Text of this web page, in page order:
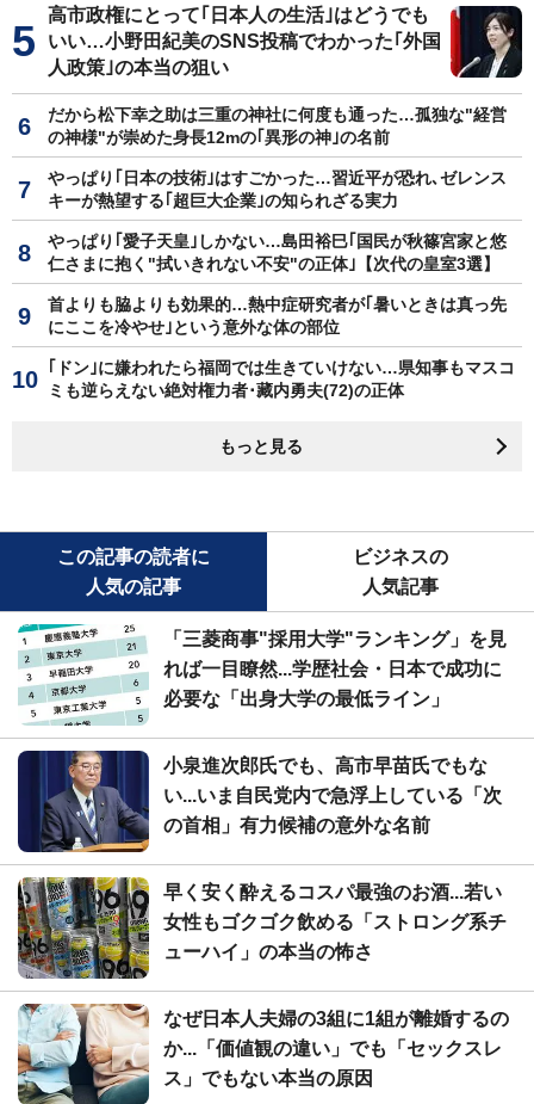
高市政権にとって｢日本人の生活｣はどうでも
いい…小野田紀美のSNS投稿でわかった｢外国
人政策｣の本当の狙い
だから松下幸之助は三重の神社に何度も通った…孤独な"経営
の神様"が崇めた身長12mの｢異形の神｣の名前
やっぱり｢日本の技術｣はすごかった…習近平が恐れ､ゼレンス
キーが熱望する｢超巨大企業｣の知られざる実力
やっぱり｢愛子天皇｣しかない…島田裕巳｢国民が秋篠宮家と悠
仁さまに抱く"拭いきれない不安"の正体｣【次代の皇室3選】
首よりも脇よりも効果的…熱中症研究者が｢暑いときは真っ先
にここを冷やせ｣という意外な体の部位
｢ドン｣に嫌われたら福岡では生きていけない…県知事もマスコ
ミも逆らえない絶対権力者･藏内勇夫(72)の正体
もっと見る
この記事の読者に
人気の記事
ビジネスの
人気記事
「三菱商事"採用大学"ランキング」を見
れば一目瞭然...学歴社会・日本で成功に
必要な「出身大学の最低ライン」
小泉進次郎氏でも、高市早苗氏でもな
い...いま自民党内で急浮上している「次
の首相」有力候補の意外な名前
早く安く酔えるコスパ最強のお酒...若い
女性もゴクゴク飲める「ストロング系チ
ューハイ」の本当の怖さ
なぜ日本人夫婦の3組に1組が離婚するの
か...「価値観の違い」でも「セックスレ
ス」でもない本当の原因